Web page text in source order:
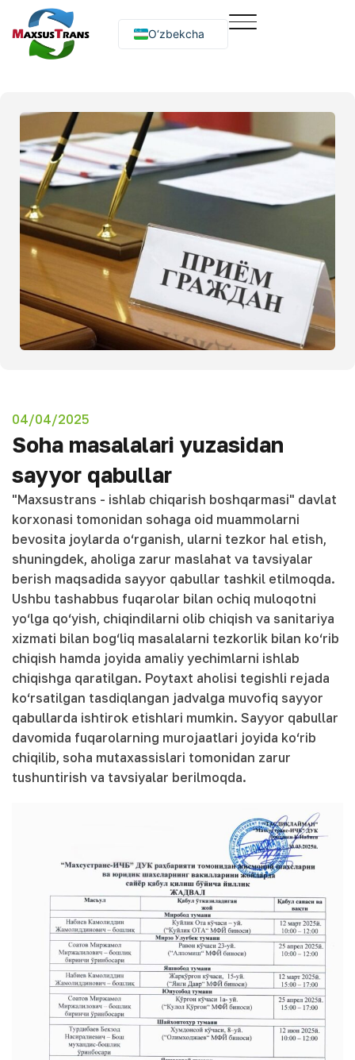
O‘zbekcha
Русский
04/04/2025
Soha masalalari yuzasidan
sayyor qabullar
"Maxsustrans - ishlab chiqarish boshqarmasi" davlat
korxonasi tomonidan sohaga oid muammolarni
bevosita joylarda o‘rganish, ularni tezkor hal etish,
shuningdek, aholiga zarur maslahat va tavsiyalar
berish maqsadida sayyor qabullar tashkil etilmoqda.
Ushbu tashabbus fuqarolar bilan ochiq muloqotni
yo‘lga qo‘yish, chiqindilarni olib chiqish va sanitariya
xizmati bilan bog‘liq masalalarni tezkorlik bilan ko‘rib
chiqish hamda joyida amaliy yechimlarni ishlab
chiqishga qaratilgan. Poytaxt aholisi tegishli rejada
ko‘rsatilgan tasdiqlangan jadvalga muvofiq sayyor
qabullarda ishtirok etishlari mumkin. Sayyor qabullar
davomida fuqarolarning murojaatlari joyida ko‘rib
chiqilib, soha mutaxassislari tomonidan zarur
tushuntirish va tavsiyalar berilmoqda.